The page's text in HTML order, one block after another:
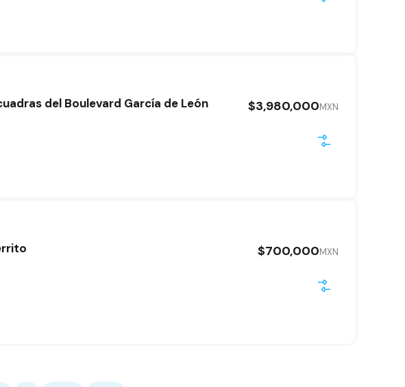
del Boulevard García de León $3,980,000MXN
$700,000MXN